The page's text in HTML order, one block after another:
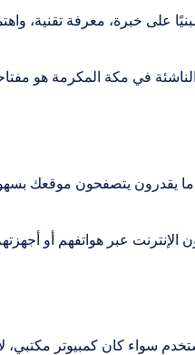
على خبرة، معرفة تقنية،
في مكة المكرمة هو
يتصفحون موقعك
عبر هواتفهم أو
سواء كان كمبيوتر مكتبي،